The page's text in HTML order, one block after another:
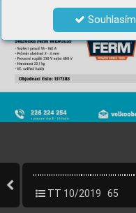
Souhlasím
TT 10/2019 65